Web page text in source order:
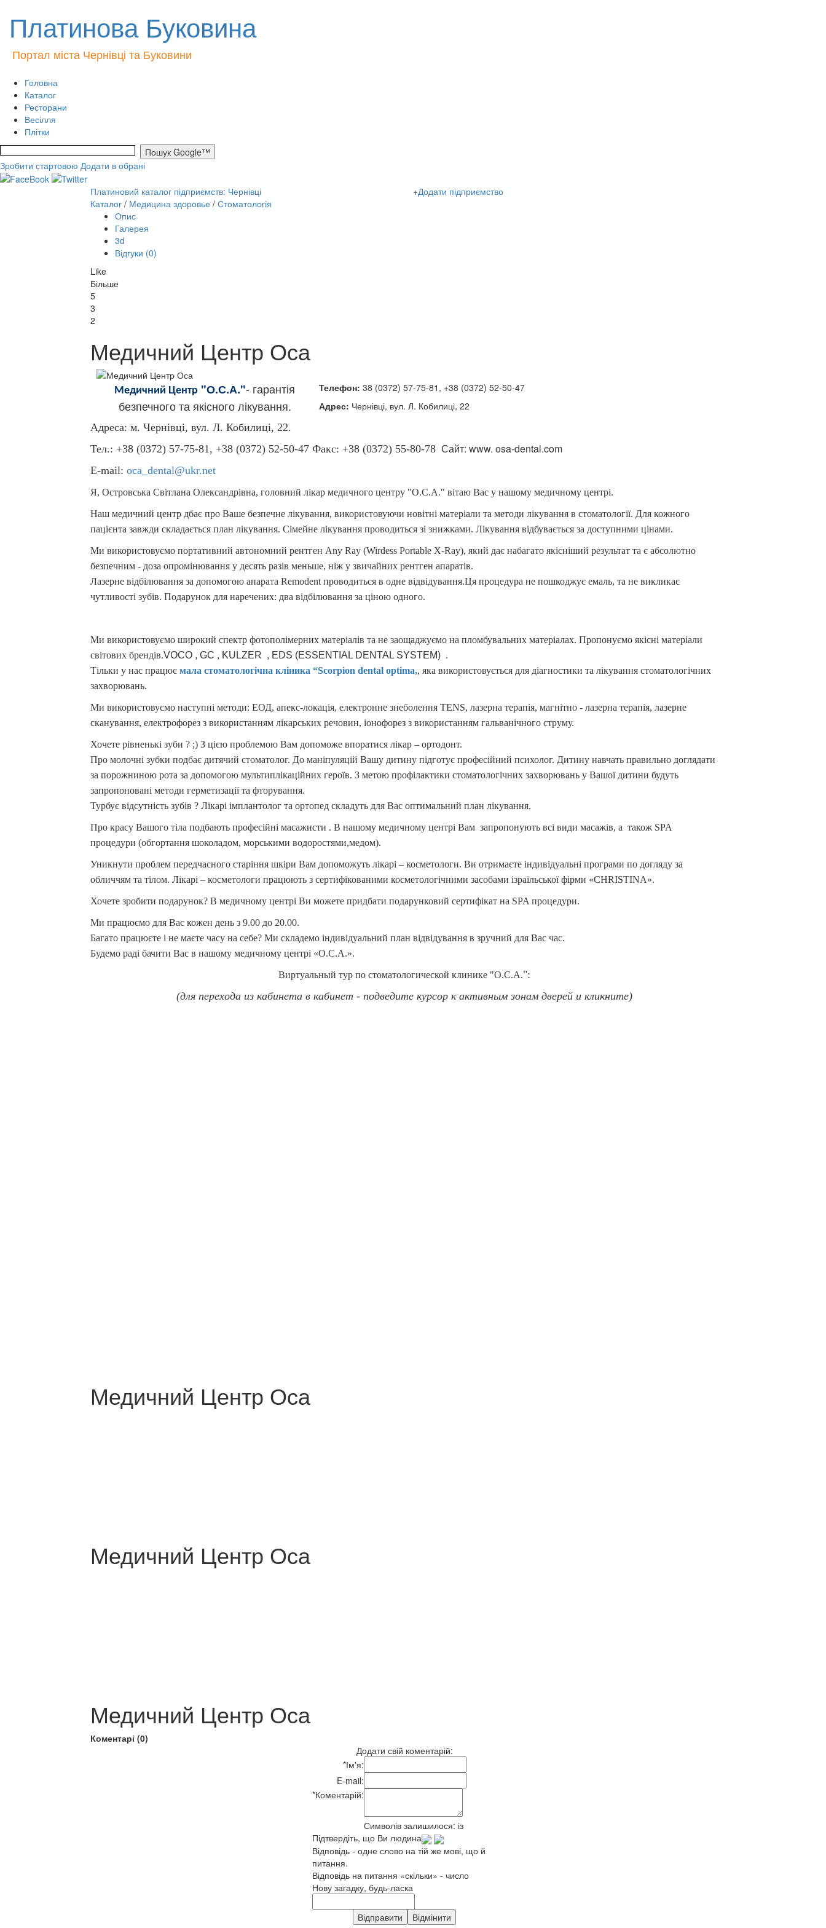
Платинова Буковина
Портал міста Чернівці та Буковини
Головна
Каталог
Ресторани
Весілля
Плітки
Зробити стартовою Додати в обрані
Платиновий каталог підприємств: Чернівці +Додати підприємство
Каталог / Медицина здоровье / Стоматологія
Опис
Галерея
3d
Відгуки (0)
Like
Більше
5
3
2
Медичний Центр Оса
Телефон: 38 (0372) 57-75-81, +38 (0372) 52-50-47
Адрес: Чернівці, вул. Л. Кобилиці, 22
Медичний Центр "О.С.А."- гарантія
безпечного та якісного лікування.
Адреса: м. Чернівці, вул. Л. Кобилиці, 22.
Тел.: +38 (0372) 57-75-81, +38 (0372) 52-50-47 Факс: +38 (0372) 55-80-78 Сайт: www. osa-dental.com
Е-mail: oca_dental@ukr.net
Я, Островська Світлана Олександрівна, головний лікар медичного центру "О.С.А." вітаю Вас у нашому медичному центрі.
Наш медичний центр дбає про Ваше безпечне лікування, використовуючи новітні матеріали та методи лікування в стоматології. Для кожного
пацієнта завжди складається план лікування. Сімейне лікування проводиться зі знижками. Лікування відбувається за доступними цінами.
Ми використовуємо портативний автономний рентген Any Ray (Wirdess Portable X-Ray), який дає набагато якісніший результат та є абсолютно
безпечним - доза опромінювання у десять разів меньше, ніж у звичайних рентген апаратів.
Лазерне відбілювання за допомогою апарата Remodent проводиться в одне відвідування.Ця процедура не пошкоджує емаль, та не викликає
чутливості зубів. Подарунок для наречених: два відбілювання за ціною одного.
Ми використовуємо широкий спектр фотополімерних матеріалів та не заощаджуємо на пломбувальних матеріалах. Пропонуємо якісні матеріали
світових брендів.VOCO , GC , KULZER , EDS (ESSENTIAL DENTAL SYSTEM) .
Тільки у нас працює мала стоматологічна кліника “Scorpion dental optimа,, яка використовується для діагностики та лікування стоматологічних
захворювань.
Ми використовуємо наступні методи: ЕОД, апекс-локація, електронне знеболення TENS, лазерна терапія, магнітно - лазерна терапія, лазерне
сканування, електрофорез з використанням лікарських речовин, іонофорез з використанням гальванічного струму.
Хочете рівненькі зуби ? ;) З цією проблемою Вам допоможе впоратися лікар – ортодонт.
Про молочні зубки подбає дитячий стоматолог. До маніпуляцій Вашу дитину підготує професійний психолог. Дитину навчать правильно доглядати
за порожниною рота за допомогою мультиплікаційних героїв. З метою профілактики стоматологічних захворювань у Вашої дитини будуть
запропоновані методи герметизації та фторування.
Турбує відсутність зубів ? Лікарі імплантолог та ортопед складуть для Вас оптимальний план лікування.
Про красу Вашого тіла подбають професійні масажисти . В нашому медичному центрі Вам запропонують всі види масажів, а також SPA
процедури (обгортання шоколадом, морськими водоростями,медом).
Уникнути проблем передчасного старіння шкіри Вам допоможуть лікарі – косметологи. Ви отримаєте індивідуальні програми по догляду за
обличчям та тілом. Лікарі – косметологи працюють з сертифікованими косметологічними засобами ізраїльської фірми «CHRISTINA».
Хочете зробити подарунок? В медичному центрі Ви можете придбати подарунковий сертифікат на SPA процедури.
Ми працюємо для Вас кожен день з 9.00 до 20.00.
Багато працюєте і не маєте часу на себе? Ми складемо індивідуальний план відвідування в зручний для Вас час.
Будемо раді бачити Вас в нашому медичному центрі «О.С.А.».
Виртуальный тур по стоматологической клинике "О.С.А.":
(для перехода из кабинета в кабинет - подведите курсор к активным зонам дверей и кликните)
Медичний Центр Оса
Медичний Центр Оса
Медичний Центр Оса
Коментарі (0)
Додати свій коментарій:
*Ім'я:
E-mail:
*Коментарій:
Символів залишилося: із
Підтвердіть, що Ви людина
Відповідь - одне слово на тій же мові, що й
питання.
Відповідь на питання «скільки» - число
Нову загадку, будь-ласка